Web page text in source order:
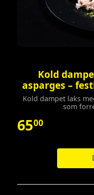
Kold
asparges –
Kold dampet laks
som
6500